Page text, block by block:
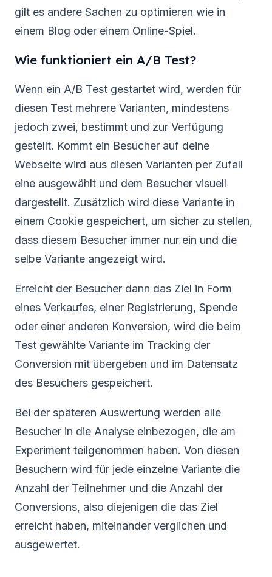
gilt es andere Sachen zu optimieren wie in
einem Blog oder einem Online-Spiel.
Wie funktioniert ein A/B Test?
Wenn ein A/B Test gestartet wird, werden für
diesen Test mehrere Varianten, mindestens
jedoch zwei, bestimmt und zur Verfügung
gestellt. Kommt ein Besucher auf deine
Webseite wird aus diesen Varianten per Zufall
eine ausgewählt und dem Besucher visuell
dargestellt. Zusätzlich wird diese Variante in
einem Cookie gespeichert, um sicher zu stellen,
dass diesem Besucher immer nur ein und die
selbe Variante angezeigt wird.
Erreicht der Besucher dann das Ziel in Form
eines Verkaufes, einer Registrierung, Spende
oder einer anderen Konversion, wird die beim
Test gewählte Variante im Tracking der
Conversion mit übergeben und im Datensatz
des Besuchers gespeichert.
Bei der späteren Auswertung werden alle
Besucher in die Analyse einbezogen, die am
Experiment teilgenommen haben. Von diesen
Besuchern wird für jede einzelne Variante die
Anzahl der Teilnehmer und die Anzahl der
Conversions, also diejenigen die das Ziel
erreicht haben, miteinander verglichen und
ausgewertet.